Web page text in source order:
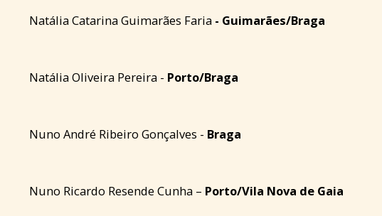
Natália Catarina Guimarães Faria- Guimarães/Braga
Natália Oliveira Pereira - Porto/Braga
Nuno André Ribeiro Gonçalves - Braga
Nuno Ricardo Resende Cunha – Porto/Vila Nova de Gaia